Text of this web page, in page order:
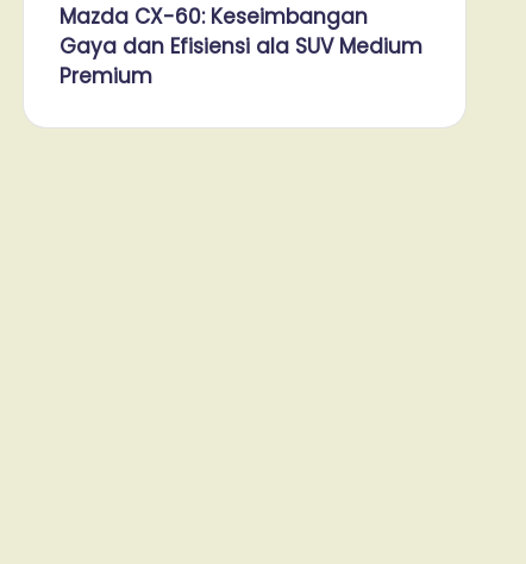
Mazda CX-60: Keseimbangan
Gaya dan Efisiensi ala SUV Medium
Premium